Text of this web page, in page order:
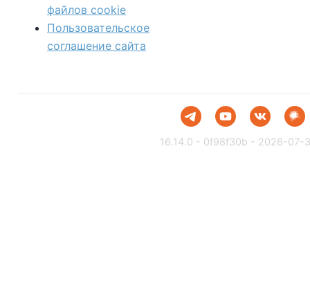
файлов сookie
Пользовательское
соглашение сайта
16.14.0 - 0f98f30b - 2026-07-